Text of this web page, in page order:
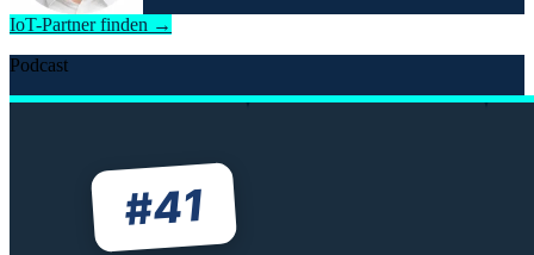
IoT-Partner finden →
Podcast
#41